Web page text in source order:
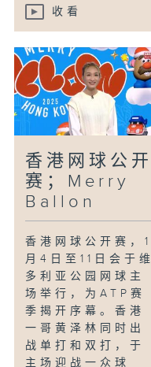
收看
香港网球公开
赛；Merry
Ballon
香港网球公开赛，1
月4日至11日会于维
多利亚公园网球主
场举行，为ATP赛
季揭开序幕。香港
一哥黄泽林同时出
战单打和双打，于
主场迎战一众球